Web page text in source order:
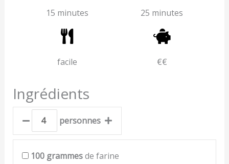
15 minutes 25 minutes
facile €€
Ingrédients
personnes
100 grammesde farine